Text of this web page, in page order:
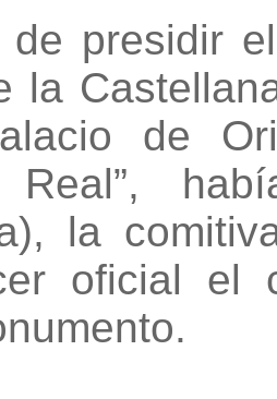
de presidir
la
de
Real”,
la
oficial el